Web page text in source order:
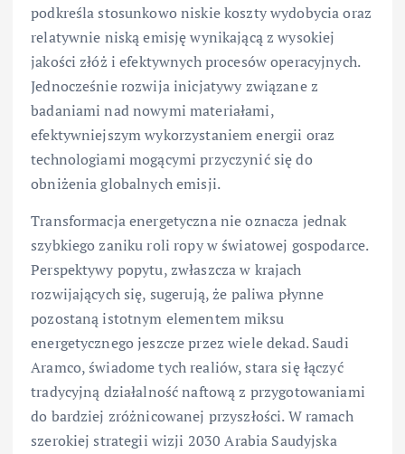
podkreśla stosunkowo niskie koszty wydobycia oraz
relatywnie niską emisję wynikającą z wysokiej
jakości złóż i efektywnych procesów operacyjnych.
Jednocześnie rozwija inicjatywy związane z
badaniami nad nowymi materiałami,
efektywniejszym wykorzystaniem energii oraz
technologiami mogącymi przyczynić się do
obniżenia globalnych emisji.
Transformacja energetyczna nie oznacza jednak
szybkiego zaniku roli ropy w światowej gospodarce.
Perspektywy popytu, zwłaszcza w krajach
rozwijających się, sugerują, że paliwa płynne
pozostaną istotnym elementem miksu
energetycznego jeszcze przez wiele dekad. Saudi
Aramco, świadome tych realiów, stara się łączyć
tradycyjną działalność naftową z przygotowaniami
do bardziej zróżnicowanej przyszłości. W ramach
szerokiej strategii wizji 2030 Arabia Saudyjska